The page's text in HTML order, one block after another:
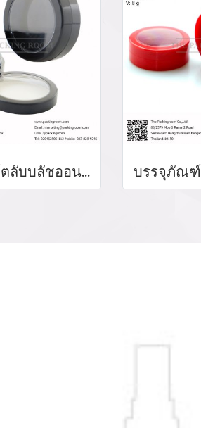
บรรจุภัณฑ์ตลับบลัชออน blush on packaging ร้านขายบรรจุภัณฑ์ จำหน่ายบรรจุภัณฑ์เครื่องสำอางทุกประเภท